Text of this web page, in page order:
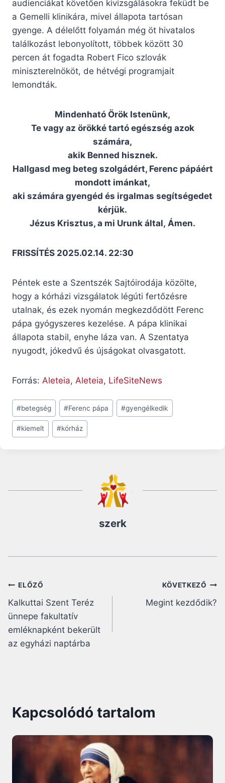
audienciákat követően kivizsgálásokra feküdt be
a Gemelli klinikára, mivel állapota tartósan
gyenge. A délelőtt folyamán még öt hivatalos
találkozást lebonyolított, többek között 30
percen át fogadta Robert Fico szlovák
miniszterelnököt, de hétvégi programjait
lemondták.
Mindenható Örök Istenünk,
Te vagy az örökké tartó egészség azok
számára,
akik Benned hisznek.
Hallgasd meg beteg szolgádért, Ferenc pápáért
mondott imánkat,
aki számára gyengéd és irgalmas segítségedet
kérjük.
Jézus Krisztus, a mi Urunk által, Ámen.
FRISSÍTÉS 2025.02.14. 22:30
Péntek este a Szentszék Sajtóirodája közölte,
hogy a kórházi vizsgálatok légúti fertőzésre
utalnak, és ezek nyomán megkezdődött Ferenc
pápa gyógyszeres kezelése. A pápa klinikai
állapota stabil, enyhe láza van. A Szentatya
nyugodt, jókedvű és újságokat olvasgatott.
Forrás: Aleteia, Aleteia, LifeSiteNews
Post
Tags:
#betegség #Ferenc pápa #gyengélkedik
#kiemelt #kórház
szerk
Bejegyzés
navigáció
ELŐZŐ
Kalkuttai Szent Teréz
ünnepe fakultatív
emléknapként bekerült
az egyházi naptárba
KÖVETKEZŐ
Megint kezdődik?
Kapcsolódó tartalom